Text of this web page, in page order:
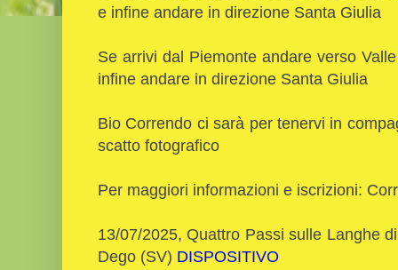
e infine andare in direzione Santa Giulia
Se arrivi dal Piemonte andare verso
infine andare in direzione Santa Giulia
Bio Correndo ci sarà per tenervi in
scatto fotografico
Per maggiori informazioni e iscrizioni:
13/07/2025, Quattro Passi sulle Langhe
Dego (SV) DISPOSITIVO